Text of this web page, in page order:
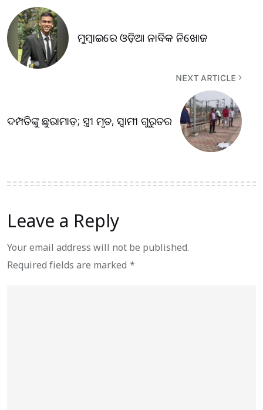
ମୁମ୍ବାଇରେ ଓଡ଼ିଆ ନାବିକ ନିଖୋଜ
NEXT ARTICLE
ଦମ୍ପତିଙ୍କୁ ଛୁରାମାଡ଼; ସ୍ତ୍ରୀ ମୃତ, ସ୍ୱାମୀ ଗୁରୁତର
Leave a Reply
Your email address will not be published.
Required fields are marked *